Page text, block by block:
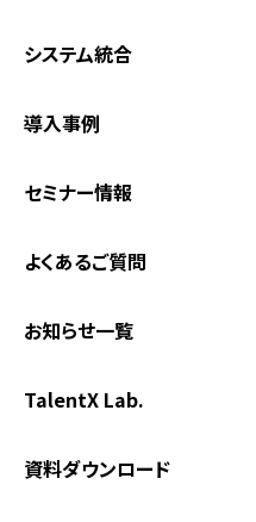
システム統合
導入事例
セミナー情報
よくあるご質問
お知らせ一覧
TalentX Lab.
資料ダウンロード